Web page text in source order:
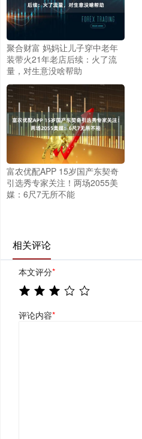
聚合财富 妈妈让儿子穿中老年
装带火21年老店后续：火了流
量，对生意没啥帮助
富农优配APP 15岁国产东契奇
引选秀专家关注！两场2055美
媒：6尺7无所不能
相关评论
本文评分*
评论内容*